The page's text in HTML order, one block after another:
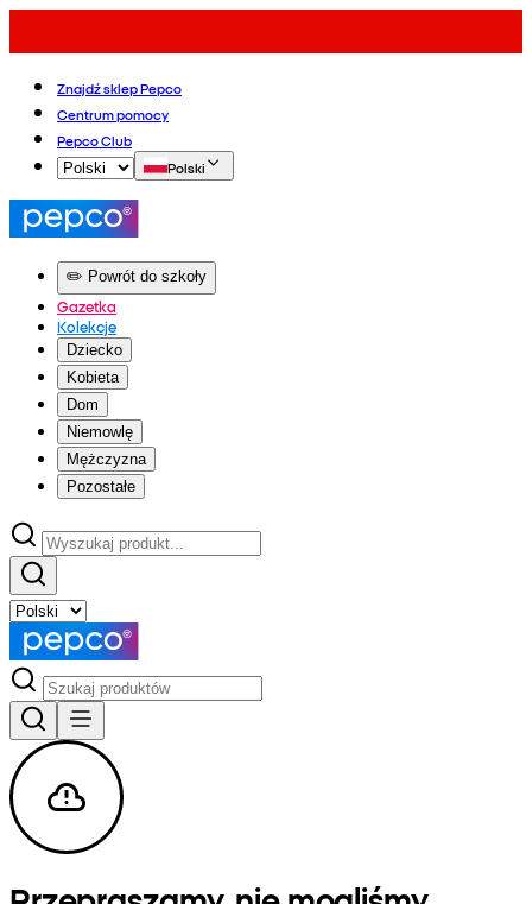
Znajdź sklep Pepco
Centrum pomocy
Pepco Club
Polski
✏️ Powrót do szkoły
Gazetka
Kolekcje
Dziecko
Kobieta
Dom
Niemowlę
Mężczyzna
Pozostałe